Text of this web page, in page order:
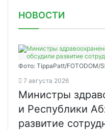
НОВОСТИ
Фото: TippaPatt/FOTODOM/
7 августа 2026
Министры
и Республики
развитие